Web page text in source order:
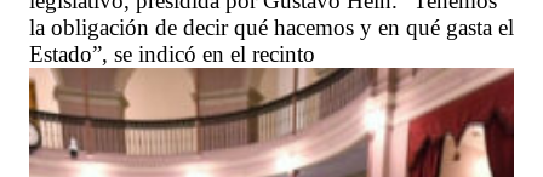
la obligación de decir qué hacemos y en qué gasta el
Estado”, se indicó en el recinto